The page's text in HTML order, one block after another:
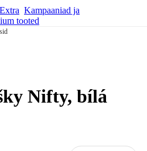
Kampaaniad ja
tooted
Nifty, bílá